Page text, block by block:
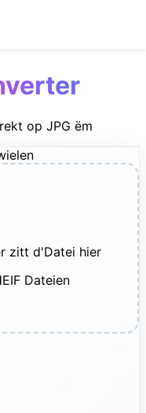
op JPG ëm
zitt d'Datei hier
Dateien